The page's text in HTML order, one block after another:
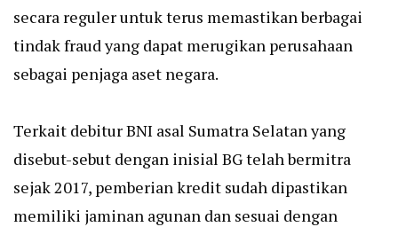
secara reguler untuk terus memastikan berbagai
tindak fraud yang dapat merugikan perusahaan
sebagai penjaga aset negara.
Terkait debitur BNI asal Sumatra Selatan yang
disebut-sebut dengan inisial BG telah bermitra
sejak 2017, pemberian kredit sudah dipastikan
memiliki jaminan agunan dan sesuai dengan